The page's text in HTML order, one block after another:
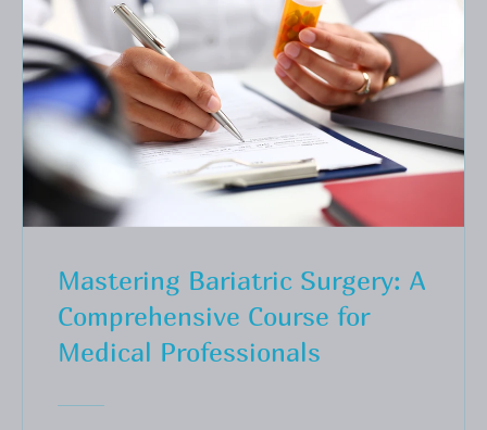
Mastering Bariatric Surgery: A
Comprehensive Course for
Medical Professionals